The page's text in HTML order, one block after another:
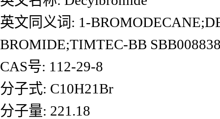
英文同义词: 1-
BROMIDE;TIMTEC-BB
CAS号: 112-29-8
分子式: C10H21Br
分子量: 221.18